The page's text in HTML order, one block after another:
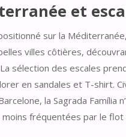
et
sur la
villes côtières,
sélection des escales
en sandales et T-shirt.
la Sagrada
fréquentées par le